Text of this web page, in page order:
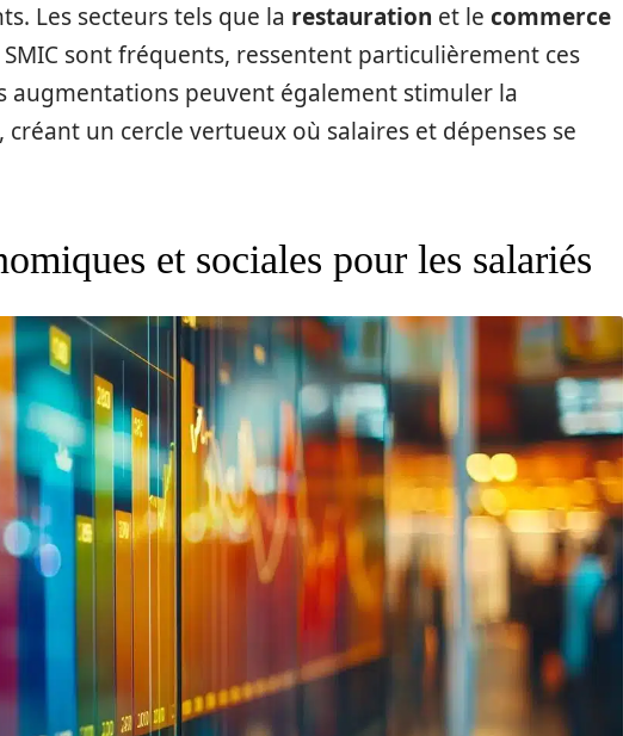
Les secteurs tels que la restauration et le commerce
SMIC sont fréquents, ressentent particulièrement ces
augmentations peuvent également stimuler la
un cercle vertueux où salaires et dépenses se
et sociales pour les salariés